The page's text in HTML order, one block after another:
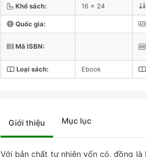
Khổ sách: 16 x 24
Quốc gia:
Mã ISBN:
Loại sách: Ebook
Giới thiệu Mục lục
Với bản chất tự nhiên vốn có, đồng